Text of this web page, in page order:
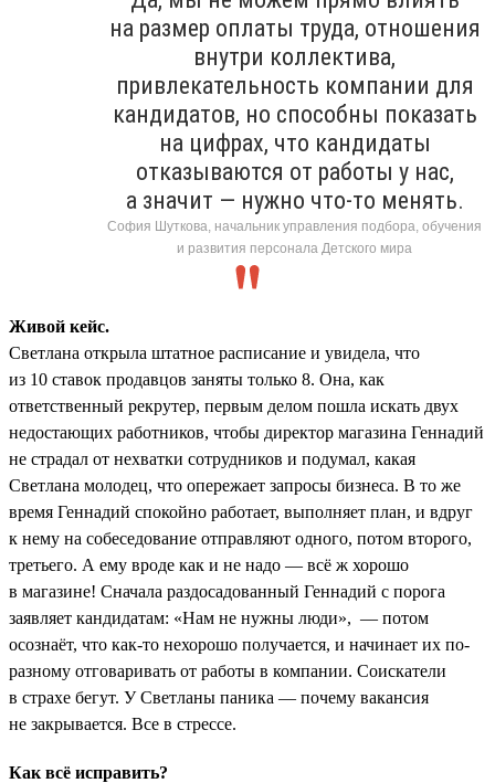
на размер оплаты труда, отношения
внутри коллектива,
привлекательность компании для
кандидатов, но способны показать
на цифрах, что кандидаты
отказываются от работы у нас,
а значит — нужно что-то менять.
София Шуткова, начальник управления подбора, обучения
и развития персонала Детского мира
Живой кейс.
Светлана открыла штатное расписание и увидела, что
из 10 ставок продавцов заняты только 8. Она, как
ответственный рекрутер, первым делом пошла искать двух
недостающих работников, чтобы директор магазина Геннадий
не страдал от нехватки сотрудников и подумал, какая
Светлана молодец, что опережает запросы бизнеса. В то же
время Геннадий спокойно работает, выполняет план, и вдруг
к нему на собеседование отправляют одного, потом второго,
третьего. А ему вроде как и не надо — всё ж хорошо
в магазине! Сначала раздосадованный Геннадий с порога
заявляет кандидатам: «Нам не нужны люди», — потом
осознаёт, что как-то нехорошо получается, и начинает их по-
разному отговаривать от работы в компании. Соискатели
в страхе бегут. У Светланы паника — почему вакансия
не закрывается. Все в стрессе.
Как всё исправить?